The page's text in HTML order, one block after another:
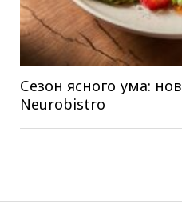
Сезон ясного ума:
Neurobistro